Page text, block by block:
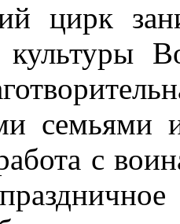
цирк
семьями
с